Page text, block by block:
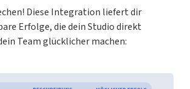
Diese Integration liefert dir
Erfolge, die dein Studio direkt
Team glücklicher machen: